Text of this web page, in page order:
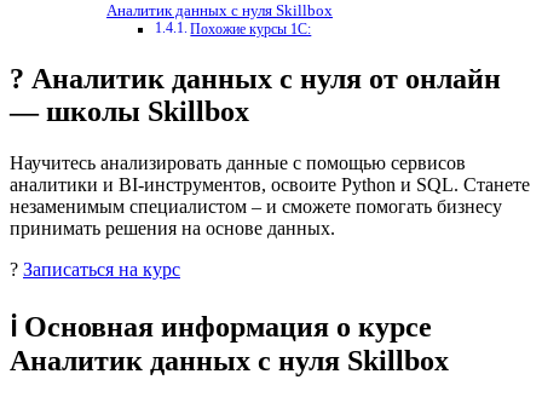
Аналитик данных с нуля Skillbox
Похожие курсы 1С:
? Аналитик данных с нуля от онлайн
— школы Skillbox
Научитесь анализировать данные с помощью сервисов
аналитики и BI-инструментов, освоите Python и SQL. Станете
незаменимым специалистом – и сможете помогать бизнесу
принимать решения на основе данных.
? Записаться на курс
ℹ️ Основная информация о курсе
Аналитик данных с нуля Skillbox